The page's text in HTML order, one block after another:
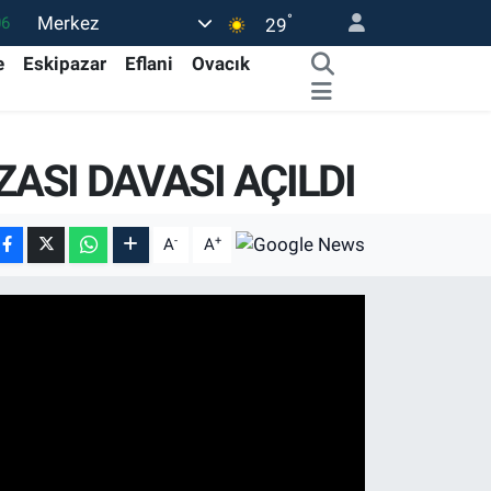
Merkez 29°
Eskipazar Eflani
Ovacık
DAVASI AÇILDI
A- A+